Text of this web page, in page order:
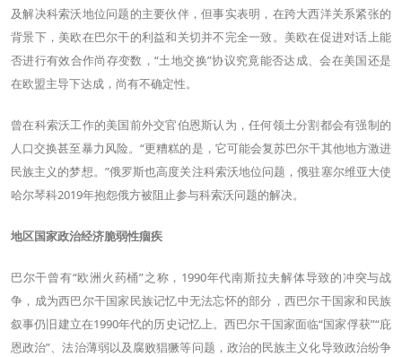
及解决科索沃地位问题的主要伙伴，但事实表明，在跨大西洋关系紧张的
背景下，美欧在巴尔干的利益和关切并不完全一致。美欧在促进对话上能
否进行有效合作尚存变数，“土地交换”协议究竟能否达成、会在美国还是
在欧盟主导下达成，尚有不确定性。
曾在科索沃工作的美国前外交官伯恩斯认为，任何领土分割都会有强制的
人口交换甚至暴力风险。“更糟糕的是，它可能会复苏巴尔干其他地方激进
民族主义的梦想。”俄罗斯也高度关注科索沃地位问题，俄驻塞尔维亚大使
哈尔琴科2019年抱怨俄方被阻止参与科索沃问题的解决。
地区国家政治经济脆弱性痼疾
巴尔干曾有“欧洲火药桶”之称，1990年代南斯拉夫解体导致的冲突与战
争，成为西巴尔干国家民族记忆中无法忘怀的部分，西巴尔干国家和民族
叙事仍旧建立在1990年代的历史记忆上。西巴尔干国家面临“国家俘获”“庇
恩政治”、法治薄弱以及腐败猖獗等问题，政治的民族主义化导致政治纷争